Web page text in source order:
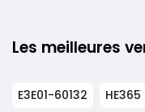
Les meilleures
E3E01-60132 HE365